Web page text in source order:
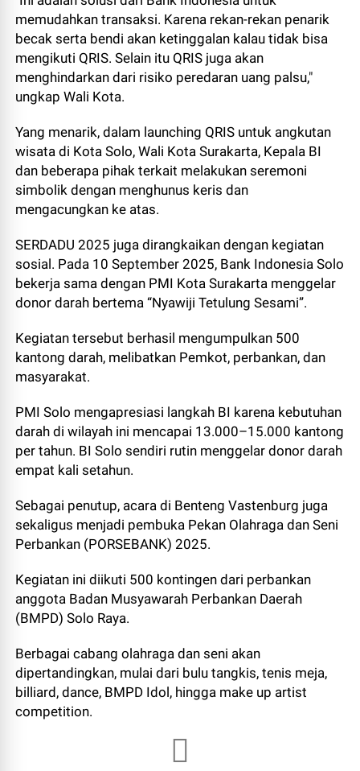
memudahkan transaksi. Karena rekan-rekan penarik
becak serta bendi akan ketinggalan kalau tidak bisa
mengikuti QRIS. Selain itu QRIS juga akan
menghindarkan dari risiko peredaran uang palsu,"
ungkap Wali Kota.
Yang menarik, dalam launching QRIS untuk angkutan
wisata di Kota Solo, Wali Kota Surakarta, Kepala BI
dan beberapa pihak terkait melakukan seremoni
simbolik dengan menghunus keris dan
mengacungkan ke atas.
SERDADU 2025 juga dirangkaikan dengan kegiatan
sosial. Pada 10 September 2025, Bank Indonesia Solo
bekerja sama dengan PMI Kota Surakarta menggelar
donor darah bertema “Nyawiji Tetulung Sesami”.
Kegiatan tersebut berhasil mengumpulkan 500
kantong darah, melibatkan Pemkot, perbankan, dan
masyarakat.
PMI Solo mengapresiasi langkah BI karena kebutuhan
darah di wilayah ini mencapai 13.000–15.000 kantong
per tahun. BI Solo sendiri rutin menggelar donor darah
empat kali setahun.
Sebagai penutup, acara di Benteng Vastenburg juga
sekaligus menjadi pembuka Pekan Olahraga dan Seni
Perbankan (PORSEBANK) 2025.
Kegiatan ini diikuti 500 kontingen dari perbankan
anggota Badan Musyawarah Perbankan Daerah
(BMPD) Solo Raya.
Berbagai cabang olahraga dan seni akan
dipertandingkan, mulai dari bulu tangkis, tenis meja,
billiard, dance, BMPD Idol, hingga make up artist
competition.